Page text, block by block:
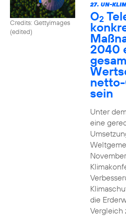
Credits: Gettyimages
(edited)
27. UN-
O2
2040
sein
Unter
eine
die
Vergleich